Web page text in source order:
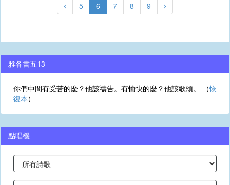
5 6 7 8 9
雅各書五13
你們中間有受苦的麼？他該禱告。有愉快的麼？他該歌頌。 （恢
復本）
點唱機